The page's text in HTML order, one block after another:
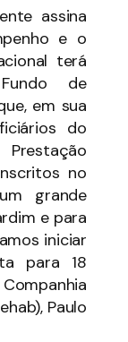
assina
e o
terá
de
em sua
do
no
grande
e para
iniciar
para 18
Paulo